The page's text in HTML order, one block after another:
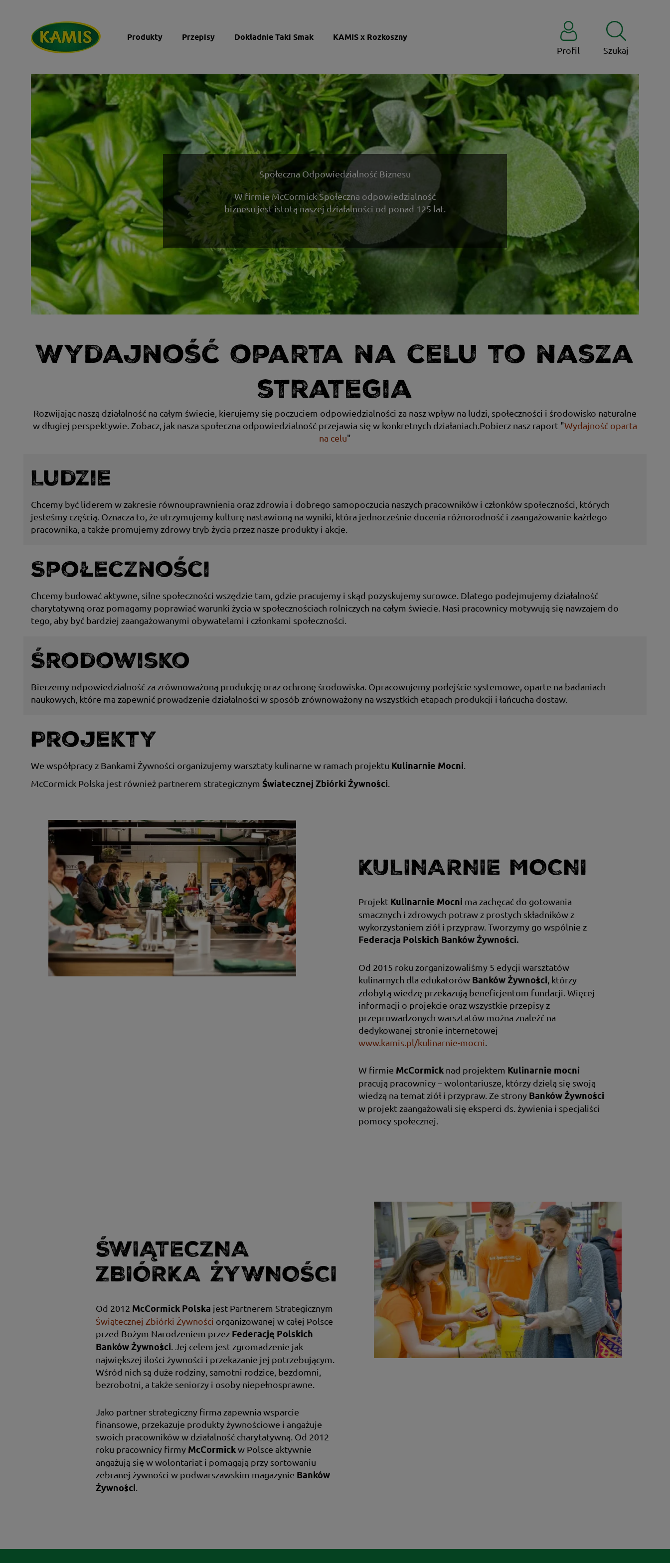
Produkty Przepisy Dokładnie Taki Smak KAMIS x Rozkoszny
Profil Szukaj
Społeczna Odpowiedzialność Biznesu
W firmie McCormick Społeczna odpowiedzialność
biznesu jest istotą naszej działalności od ponad 125 lat.
Wydajność oparta na celu to nasza
strategia
Rozwijając naszą działalność na całym świecie, kierujemy się poczuciem odpowiedzialności za nasz wpływ na ludzi, społeczności i środowisko naturalne
w długiej perspektywie. Zobacz, jak nasza społeczna odpowiedzialność przejawia się w konkretnych działaniach.Pobierz nasz raport "Wydajność oparta
na celu"
Ludzie
Chcemy być liderem w zakresie równouprawnienia oraz zdrowia i dobrego samopoczucia naszych pracowników i członków społeczności, których
jesteśmy częścią. Oznacza to, że utrzymujemy kulturę nastawioną na wyniki, która jednocześnie docenia różnorodność i zaangażowanie każdego
pracownika, a także promujemy zdrowy tryb życia przez nasze produkty i akcje.
Społeczności
Chcemy budować aktywne, silne społeczności wszędzie tam, gdzie pracujemy i skąd pozyskujemy surowce. Dlatego podejmujemy działalność
charytatywną oraz pomagamy poprawiać warunki życia w społecznościach rolniczych na całym świecie. Nasi pracownicy motywują się nawzajem do
tego, aby być bardziej zaangażowanymi obywatelami i członkami społeczności.
Środowisko
Bierzemy odpowiedzialność za zrównoważoną produkcję oraz ochronę środowiska. Opracowujemy podejście systemowe, oparte na badaniach
naukowych, które ma zapewnić prowadzenie działalności w sposób zrównoważony na wszystkich etapach produkcji i łańcucha dostaw.
Projekty
We współpracy z Bankami Żywności organizujemy warsztaty kulinarne w ramach projektu Kulinarnie Mocni
McCormick Polska jest również partnerem strategicznym Świątecznej Zbiórki Żywności
KULINARNIE MOCNI
Projekt Kulinarnie Mocni ma zachęcać do gotowania
smacznych i zdrowych potraw z prostych składników z
wykorzystaniem ziół i przypraw. Tworzymy go wspólnie z
Federacją Polskich Banków Żywności.
Od 2015 roku zorganizowaliśmy 5 edycji warsztatów
kulinarnych dla edukatorów Banków Żywności , którzy
zdobytą wiedzę przekazują beneficjentom fundacji. Więcej
informacji o projekcie oraz wszystkie przepisy z
przeprowadzonych warsztatów można znaleźć na
dedykowanej stronie internetowej
www.kamis.pl/kulinarnie-mocni
W firmie McCormick nad projektem Kulinarnie mocni
pracują pracownicy – wolontariusze, którzy dzielą się swoją
wiedzą na temat ziół i przypraw. Ze strony Banków Żywności
w projekt zaangażowali się eksperci ds. żywienia i specjaliści
pomocy społecznej.
ŚWIĄTECZNA
ZBIÓRKA ŻYWNOŚCI
Od 2012 McCormick Polska jest Partnerem Strategicznym
Świątecznej Zbiórki Żywności organizowanej w całej Polsce
przed Bożym Narodzeniem przez Federację Polskich
Banków Żywności . Jej celem jest zgromadzenie jak
największej ilości żywności i przekazanie jej potrzebującym.
Wśród nich są duże rodziny, samotni rodzice, bezdomni,
bezrobotni, a także seniorzy i osoby niepełnosprawne.
Jako partner strategiczny firma zapewnia wsparcie
finansowe, przekazuje produkty żywnościowe i angażuje
swoich pracowników w działalność charytatywną. Od 2012
roku pracownicy firmy McCormickw Polsce aktywnie
angażują się w wolontariat i pomagają przy sortowaniu
zebranej żywności w podwarszawskim magazynie Banków
Żywności